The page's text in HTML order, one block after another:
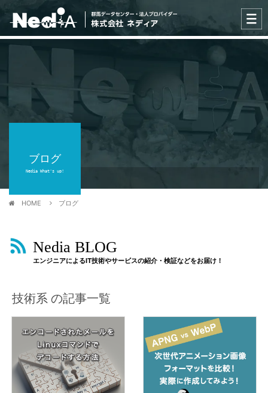
ブログ
Nedia What's up!
HOME ブログ
Nedia BLOG
エンジニアによるIT技術やサービスの紹介・検証などをお届け！
技術系 の記事一覧